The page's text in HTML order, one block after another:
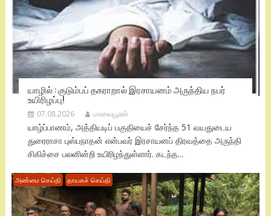
யாழில் : குடும்பப் தகராறால் இரசாயனம் அருந்திய நபர்
உயிரிழப்பு!
07.08.2026 மாவையூரன்
யாழ்ப்பாணம், அத்தியடிப் பகுதியைச் சேர்ந்த 51 வயதுடைய
துரைராசா புஸ்பநாதன் என்பவர் இரசாயனப் திரவத்தை அருந்தி
சிகிச்சை பலனின்றி உயிரிழந்துள்ளார். கடந்த...
அண்மை செய்தி தாயகச் செய்தி